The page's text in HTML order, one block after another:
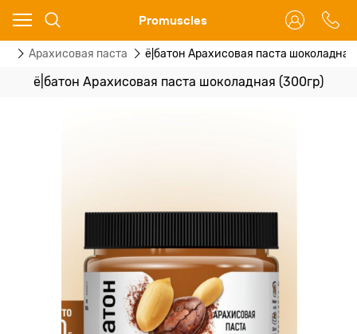
Promuscles
Арахисовая паста ё|батон Арахисовая паста
ё|батон Арахисовая паста шоколадная (300гр)
Ваш город - Москва,
угадали?
ДА НЕТ